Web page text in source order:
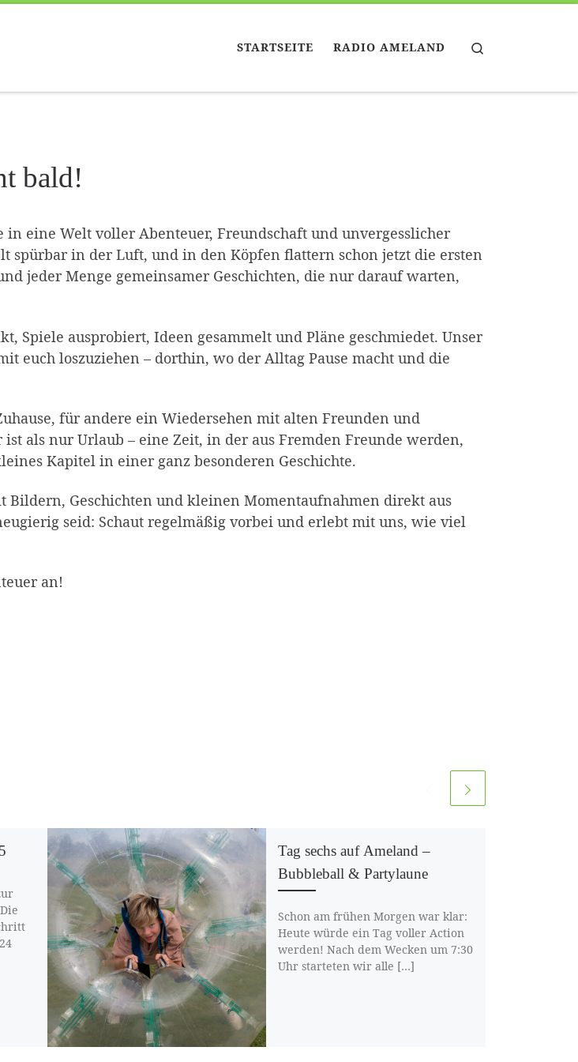
STARTSEITE RADIO AMELAND
bald!
in eine Welt voller Abenteuer, Freundschaft und unvergesslicher
spürbar in der Luft, und in den Köpfen flattern schon jetzt die ersten
jeder Menge gemeinsamer Geschichten, die nur darauf warten,
Spiele ausprobiert, Ideen gesammelt und Pläne geschmiedet. Unser
euch loszuziehen – dorthin, wo der Alltag Pause macht und die
für andere ein Wiedersehen mit alten Freunden und
als nur Urlaub – eine Zeit, in der aus Fremden Freunde werden,
Kapitel in einer ganz besonderen Geschichte.
Geschichten und kleinen Momentaufnahmen direkt aus
seid: Schaut regelmäßig vorbei und erlebt mit uns, wie viel
an!
Tag sechs auf Ameland –
Bubbleball & Partylaune
Schon am frühen Morgen war klar:
Heute würde ein Tag voller Action
werden! Nach dem Wecken um 7:30
Uhr starteten wir alle […]